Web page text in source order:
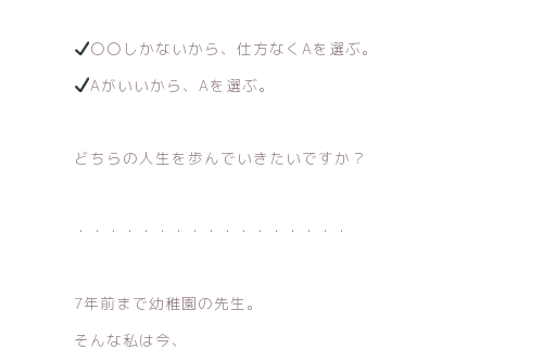
〇〇しかないから、仕方なくAを選ぶ。
Aがいいから、Aを選ぶ。
どちらの人生を歩んでいきたいですか？
・・・・・・・・・・・・・・・・・
7年前まで幼稚園の先生。
そんな私は今、